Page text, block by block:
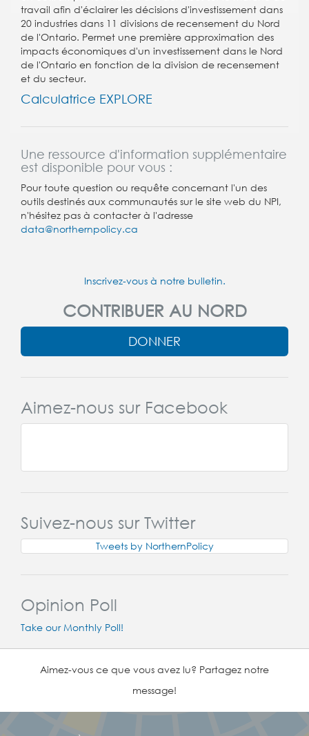
travail afin d'éclairer les décisions d'investissement dans
20 industries dans 11 divisions de recensement du Nord
de l'Ontario. Permet une première approximation des
impacts économiques d'un investissement dans le Nord
de l'Ontario en fonction de la division de recensement
et du secteur.
Calculatrice EXPLORE
Une ressource d'information supplémentaire
est disponible pour vous :
Pour toute question ou requête concernant l'un des
outils destinés aux communautés sur le site web du NPI,
n'hésitez pas à contacter à l'adresse
data@northernpolicy.ca
Inscrivez-vous à notre bulletin.
CONTRIBUER AU NORD
DONNER
Aimez-nous sur Facebook
Suivez-nous sur Twitter
Tweets by NorthernPolicy
Opinion Poll
Take our Monthly Poll!
Aimez-vous ce que vous avez lu? Partagez notre
message!